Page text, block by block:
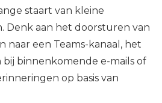
staart van kleine
Denk aan het doorsturen van
een Teams-kanaal, het
binnenkomende e-mails of
op basis van